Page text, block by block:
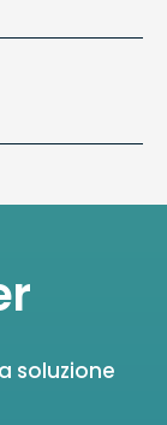
soluzione